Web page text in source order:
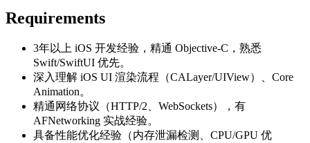
Requirements
3年以上 iOS 开发经验，精通 Objective-C，熟悉
Swift/SwiftUI 优先。
深入理解 iOS UI 渲染流程（CALayer/UIView）、Core
Animation。
精通网络协议（HTTP/2、WebSockets），有
AFNetworking 实战经验。
具备性能优化经验（内存泄漏检测、CPU/GPU 优